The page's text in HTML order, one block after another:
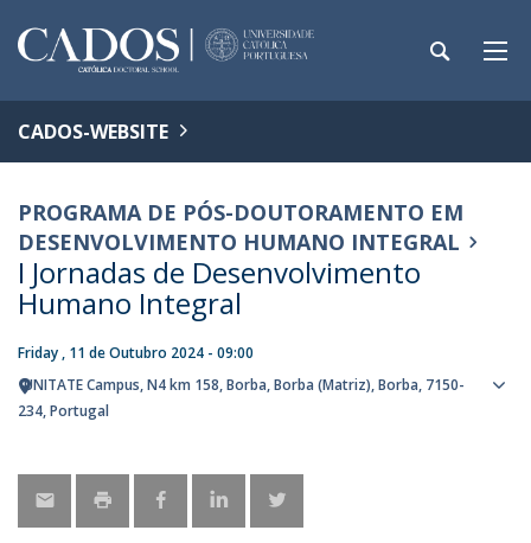
CADOS-WEBSITE
PROGRAMA DE PÓS-DOUTORAMENTO EM
DESENVOLVIMENTO HUMANO INTEGRAL
I Jornadas de Desenvolvimento
Humano Integral
Friday , 11 de Outubro 2024 - 09:00
UNITATE Campus N4 km 158 Borba Borba (Matriz), Borba 7150-
234 Portugal